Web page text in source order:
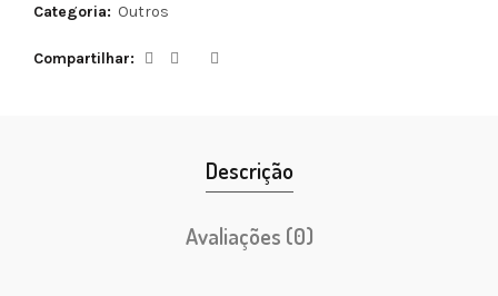
Categoria: Outros
Compartilhar
Descrição
Avaliações (0)